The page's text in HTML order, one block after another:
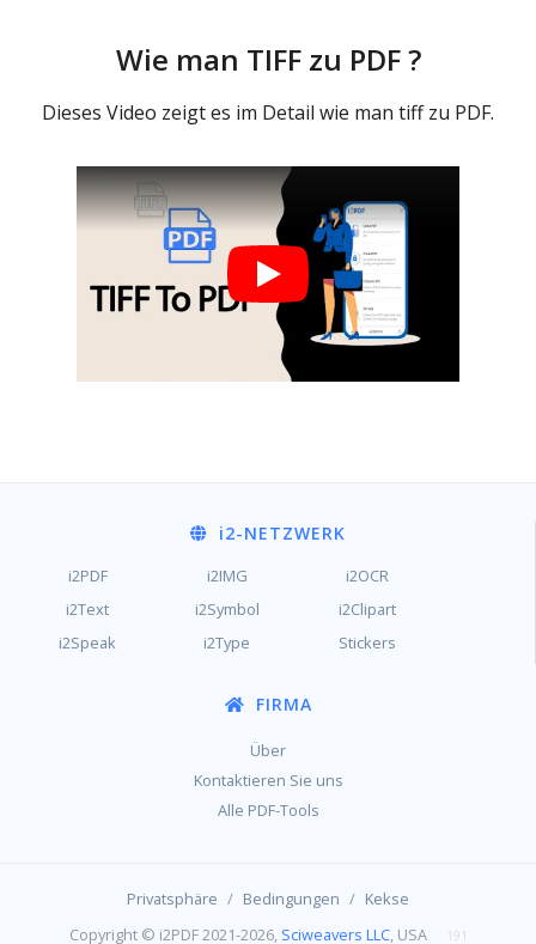
Wie man TIFF zu PDF ?
Dieses Video zeigt es im Detail wie man tiff zu PDF.
i2-NETZWERK
i2PDF i2IMG
i2OCR
i2Text
i2Symbol
i2Clipart
i2Speak
i2Type Stickers
FIRMA
Über
Kontaktieren Sie uns
Alle PDF-Tools
Privatsphäre / Bedingungen / Kekse
Copyright © i2PDF 2021-2026, Sciweavers LLC, USA 191